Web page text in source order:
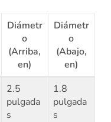
Diámetr
o
(Arriba,
en)
Diámetr
o
(Abajo,
en)
2.5
pulgada
s
1.8
pulgada
s